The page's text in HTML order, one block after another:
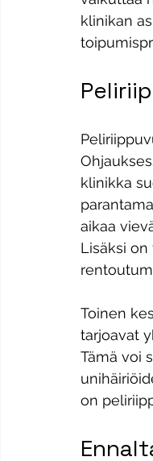
klinikan
klinikka
aikaa
Lisäksi
Toinen
tarjoavat
Tämä voi
on